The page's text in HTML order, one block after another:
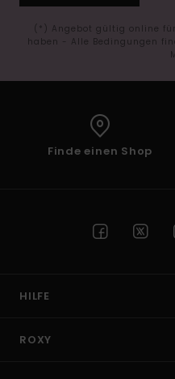
(*) Angebot gültig online
haben - Alle Bedingungen
Finde einen Shop
HILFE
ROXY